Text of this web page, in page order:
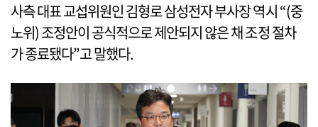
사측 대표 교섭위원인 김형로 삼성전자 부사장 역시 “(중
노위) 조정안이 공식적으로 제안되지 않은 채 조정 절차
가 종료됐다”고 말했다.